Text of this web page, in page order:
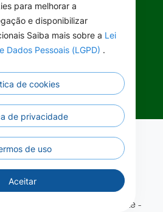
444 - Centro
Leste MT - CEP
000
para melhorar a
e disponibilizar
Saiba mais sobre a Lei
Dados Pessoais (LGPD) .
de cookies
de privacidade
de uso
Aceitar
de Primavera do Leste -